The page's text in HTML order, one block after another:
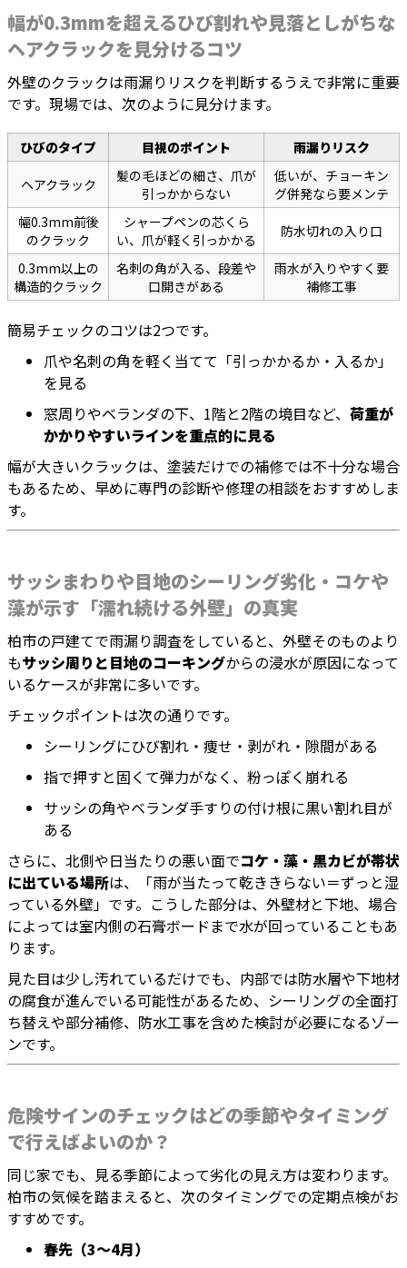
幅が0.3mmを超えるひび割れや見落としがちな
ヘアクラックを見分けるコツ
外壁のクラックは雨漏りリスクを判断するうえで非常に重要
です。現場では、次のように見分けます。
ひびのタイプ 目視のポイント 雨漏りリスク
ヘアクラック
髪の毛ほどの細さ、爪が
引っかからない
低いが、チョーキン
グ併発なら要メンテ
幅0.3mm前後
のクラック
シャープペンの芯くら
い、爪が軽く引っかかる
防水切れの入り口
0.3mm以上の
構造的クラック
名刺の角が入る、段差や
口開きがある
雨水が入りやすく要
補修工事
簡易チェックのコツは2つです。
爪や名刺の角を軽く当てて「引っかかるか・入るか」
を見る
窓周りやベランダの下、1階と2階の境目など、 荷重が
かかりやすいラインを重点的に見る
幅が大きいクラックは、塗装だけでの補修では不十分な場合
もあるため、早めに専門の診断や修理の相談をおすすめしま
す。
サッシまわりや目地のシーリング劣化・コケや
藻が示す「濡れ続ける外壁」の真実
柏市の戸建てで雨漏り調査をしていると、外壁そのものより
もサッシ周りと目地のコーキングからの浸水が原因になって
いるケースが非常に多いです。
チェックポイントは次の通りです。
シーリングにひび割れ・痩せ・剥がれ・隙間がある
指で押すと固くて弾力がなく、粉っぽく崩れる
サッシの角やベランダ手すりの付け根に黒い割れ目が
ある
さらに、北側や日当たりの悪い面でコケ・藻・黒カビが帯状
に出ている場所は、「雨が当たって乾ききらない＝ずっと湿
っている外壁」です。こうした部分は、外壁材と下地、場合
によっては室内側の石膏ボードまで水が回っていることもあ
ります。
見た目は少し汚れているだけでも、内部では防水層や下地材
の腐食が進んでいる可能性があるため、シーリングの全面打
ち替えや部分補修、防水工事を含めた検討が必要になるゾー
ンです。
危険サインのチェックはどの季節やタイミング
で行えばよいのか？
同じ家でも、見る季節によって劣化の見え方は変わります。
柏市の気候を踏まえると、次のタイミングでの定期点検がお
すすめです。
春先（3〜4月）